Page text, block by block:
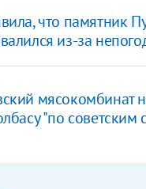
что памятник
из-за
мясокомбинат
"по советским